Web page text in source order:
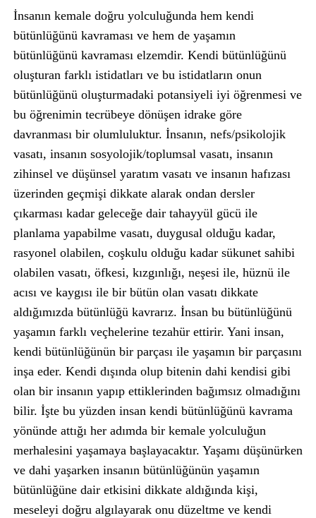
İnsanın kemale doğru yolculuğunda hem kendi
bütünlüğünü kavraması ve hem de yaşamın
bütünlüğünü kavraması elzemdir. Kendi bütünlüğünü
oluşturan farklı istidatları ve bu istidatların onun
bütünlüğünü oluşturmadaki potansiyeli iyi öğrenmesi ve
bu öğrenimin tecrübeye dönüşen idrake göre
davranması bir olumluluktur. İnsanın, nefs/psikolojik
vasatı, insanın sosyolojik/toplumsal vasatı, insanın
zihinsel ve düşünsel yaratım vasatı ve insanın hafızası
üzerinden geçmişi dikkate alarak ondan dersler
çıkarması kadar geleceğe dair tahayyül gücü ile
planlama yapabilme vasatı, duygusal olduğu kadar,
rasyonel olabilen, coşkulu olduğu kadar sükunet sahibi
olabilen vasatı, öfkesi, kızgınlığı, neşesi ile, hüznü ile
acısı ve kaygısı ile bir bütün olan vasatı dikkate
aldığımızda bütünlüğü kavrarız. İnsan bu bütünlüğünü
yaşamın farklı veçhelerine tezahür ettirir. Yani insan,
kendi bütünlüğünün bir parçası ile yaşamın bir parçasını
inşa eder. Kendi dışında olup bitenin dahi kendisi gibi
olan bir insanın yapıp ettiklerinden bağımsız olmadığını
bilir. İşte bu yüzden insan kendi bütünlüğünü kavrama
yönünde attığı her adımda bir kemale yolculuğun
merhalesini yaşamaya başlayacaktır. Yaşamı düşünürken
ve dahi yaşarken insanın bütünlüğünün yaşamın
bütünlüğüne dair etkisini dikkate aldığında kişi,
meseleyi doğru algılayarak onu düzeltme ve kendi